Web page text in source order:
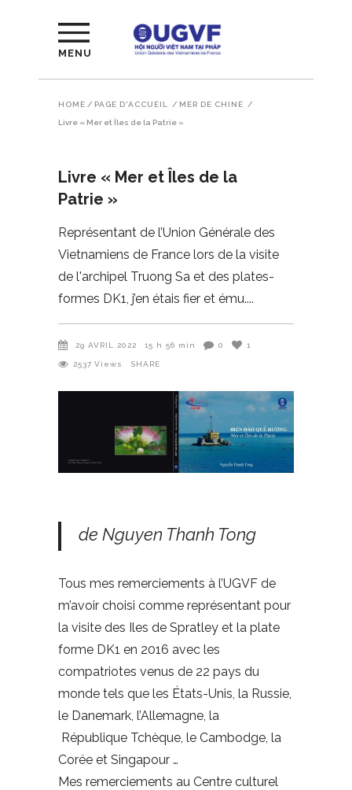
MENU
HOME / PAGE D'ACCUEIL / MER DE CHINE /
Livre « Mer et Îles de la Patrie »
Livre « Mer et Îles de la
Patrie »
Représentant de l’Union Générale des
Vietnamiens de France lors de la visite
de l'archipel Truong Sa et des plates-
formes DK1, j’en étais fier et ému.
29 AVRIL 2022 15 h 56 min 0 1
2537 Views SHARE
de Nguyen Thanh Tong
Tous mes remerciements à l’UGVF de
m’avoir choisi comme représentant pour
la visite des Iles de Spratley et la plate
forme DK1 en 2016 avec les
compatriotes venus de 22 pays du
monde tels que les États-Unis, la Russie,
le Danemark, l’Allemagne, la
République Tchèque, le Cambodge, la
Corée et Singapour …
Mes remerciements au Centre culturel